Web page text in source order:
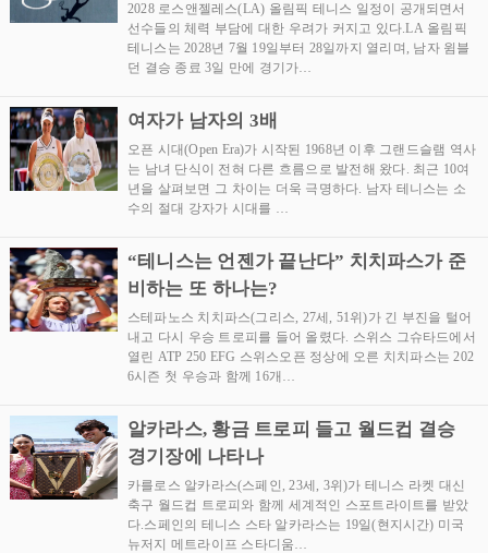
2028 로스앤젤레스(LA) 올림픽 테니스 일정이 공개되면서
선수들의 체력 부담에 대한 우려가 커지고 있다.LA 올림픽
테니스는 2028년 7월 19일부터 28일까지 열리며, 남자 윔블
던 결승 종료 3일 만에 경기가…
여자가 남자의 3배
오픈 시대(Open Era)가 시작된 1968년 이후 그랜드슬램 역사
는 남녀 단식이 전혀 다른 흐름으로 발전해 왔다. 최근 10여
년을 살펴보면 그 차이는 더욱 극명하다. 남자 테니스는 소
수의 절대 강자가 시대를 …
“테니스는 언젠가 끝난다” 치치파스가 준
비하는 또 하나는?
스테파노스 치치파스(그리스, 27세, 51위)가 긴 부진을 털어
내고 다시 우승 트로피를 들어 올렸다. 스위스 그슈타드에서
열린 ATP 250 EFG 스위스오픈 정상에 오른 치치파스는 202
6시즌 첫 우승과 함께 16개…
알카라스, 황금 트로피 들고 월드컵 결승
경기장에 나타나
카를로스 알카라스(스페인, 23세, 3위)가 테니스 라켓 대신
축구 월드컵 트로피와 함께 세계적인 스포트라이트를 받았
다.스페인의 테니스 스타 알카라스는 19일(현지시간) 미국
뉴저지 메트라이프 스타디움…